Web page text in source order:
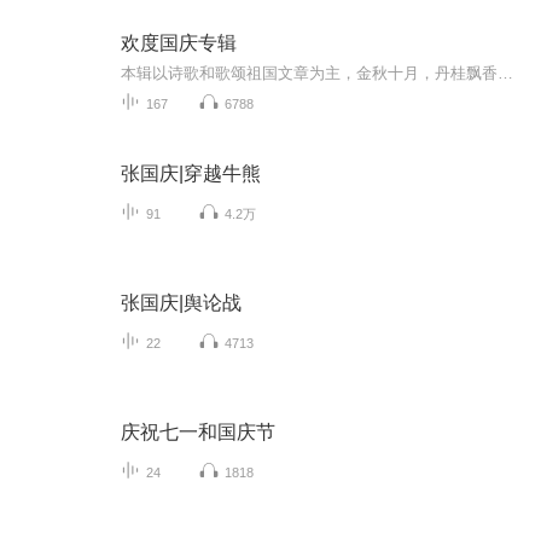
欢度国庆专辑
167 6788
张国庆|穿越牛熊
91 4.2万
张国庆|舆论战
22 4713
庆祝七一和国庆节
24 1818